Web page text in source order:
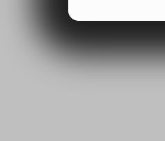
tom,